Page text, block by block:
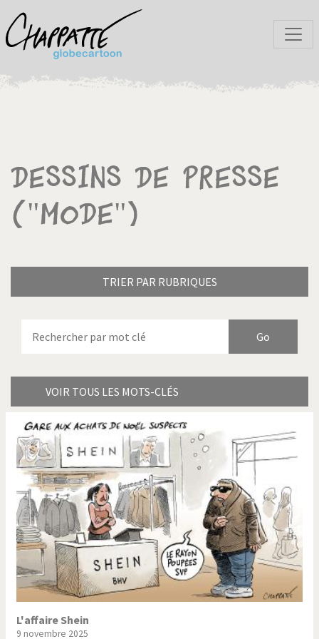
Dessins de presse
("Mode")
TRIER PAR RUBRIQUES
VOIR TOUS LES MOTS-CLÉS
Bienvenue en Italie
Bye Biden! Catholique ou pas très?
Chère énergie! Crise grecque
Cybermonde
Du printemps arabe à
l'hiver
Election présidentielle US Guerre en Syrie
Hopp Deutschland Israël - Palestine
L'Amérique et les armes L'Iran tremble
La Chine et nous
La Corée du Nord: guerre ou
L'affaire Shein
9 novembre 2025